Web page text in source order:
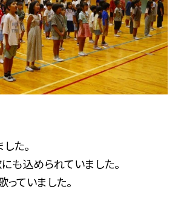
た。
も込められていました。
っていました。